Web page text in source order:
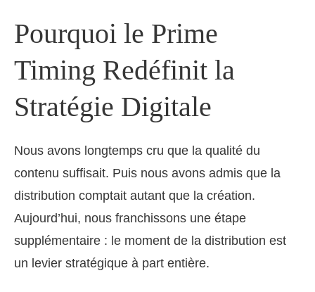
Pourquoi le Prime
Timing Redéfinit la
Stratégie Digitale
Nous avons longtemps cru que la qualité du
contenu suffisait. Puis nous avons admis que la
distribution comptait autant que la création.
Aujourd’hui, nous franchissons une étape
supplémentaire : le moment de la distribution est
un levier stratégique à part entière.